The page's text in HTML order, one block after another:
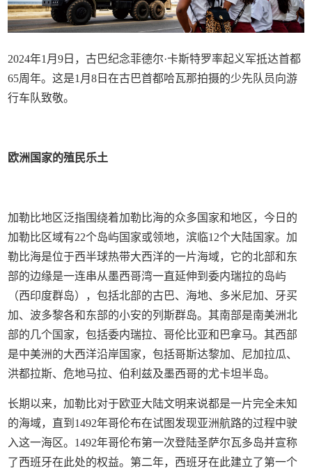
2024年1月9日，古巴纪念菲德尔·卡斯特罗率起义军抵达首都
65周年。这是1月8日在古巴首都哈瓦那拍摄的少先队员向游
行车队致敬。
欧洲国家的殖民乐土
加勒比地区泛指围绕着加勒比海的众多国家和地区，今日的
加勒比区域有22个岛屿国家或领地，滨临12个大陆国家。加
勒比海是位于西半球热带大西洋的一片海域，它的北部和东
部的边缘是一连串从墨西哥湾一直延伸到委内瑞拉的岛屿
（西印度群岛），包括北部的古巴、海地、多米尼加、牙买
加、波多黎各和东部的小安的列斯群岛。其南部是南美洲北
部的几个国家，包括委内瑞拉、哥伦比亚和巴拿马。其西部
是中美洲的大西洋沿岸国家，包括哥斯达黎加、尼加拉瓜、
洪都拉斯、危地马拉、伯利兹及墨西哥的尤卡坦半岛。
长期以来，加勒比对于欧亚大陆文明来说都是一片完全未知
的海域，直到1492年哥伦布在试图发现亚洲航路的过程中驶
入这一海区。1492年哥伦布第一次登陆圣萨尔瓦多岛并宣称
了西班牙在此处的权益。第二年，西班牙在此建立了第一个